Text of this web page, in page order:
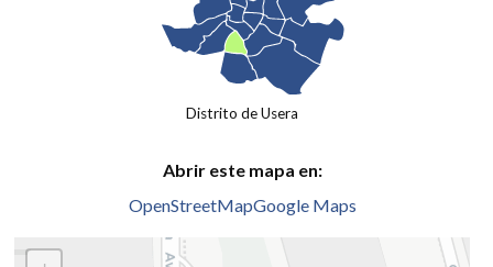
Distrito de Usera
Abrir este mapa en:
OpenStreetMapGoogle Maps